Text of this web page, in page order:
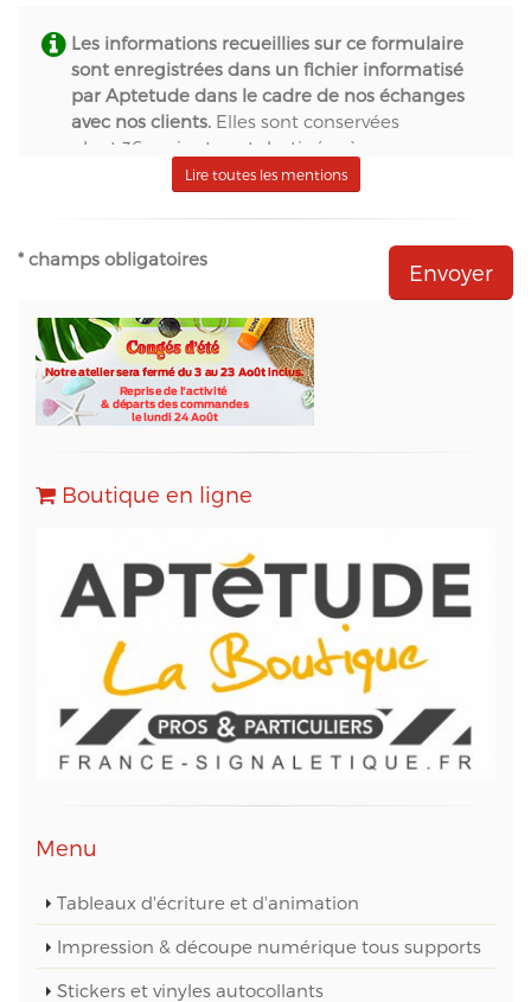
Les informations recueillies sur ce formulaire
sont enregistrées dans un fichier informatisé
par Aptetude dans le cadre de nos échanges
avec nos clients. Elles sont conservées
pendant 36 mois et sont destinées à :
- S.A.S. Aptetude (www.france-signaletique.com)
récipiendaire des formulaires,
- Natural-net (www.natural-net.fr) en qualité
- Kiubi (www.kiubi.com) en qualité d'opérateur
technique du site web,
- OVH (www.ovh.com) en qualité d'hébergeur du
site web,
- Sarbacane (www.sarbacane.com) en tant que
Transactionnels (SMTP) et pour le Marketing
Automation.
Conformément à la loi « informatique et libertés »,
vous pouvez exercer votre droit d'accès aux
données vous concernant et les faire rectifier en
contactant M. Christophe PATRY, responsable
technique web et des données informatiques, au
05 56 67 68 01 ou par mail sur info@aptetude.net.
Lire toutes les mentions
* champs obligatoires
Boutique en ligne
Menu
Tableaux d'écriture et d'animation
Impression & découpe numérique tous supports
Stickers et vinyles autocollants